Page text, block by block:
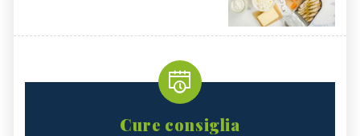
Cure consiglia